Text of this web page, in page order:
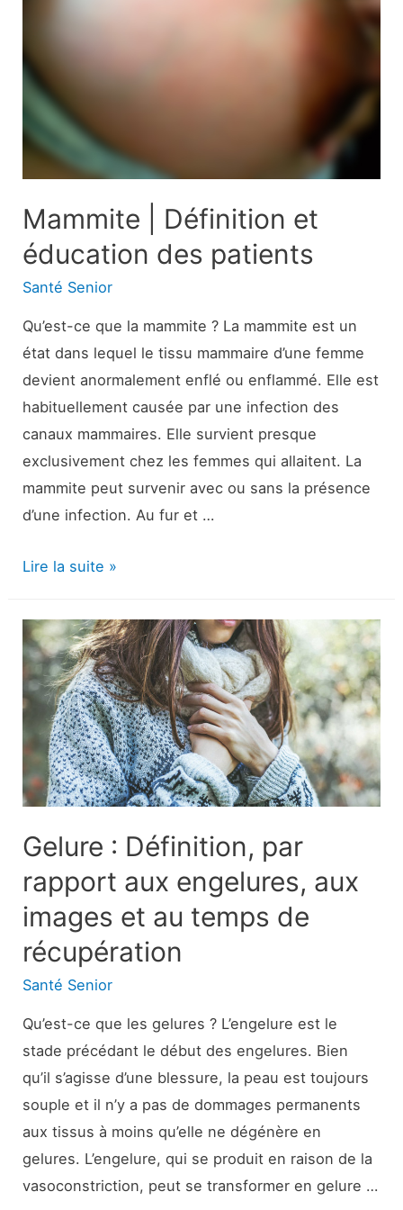
Mammite | Définition et
éducation des patients
Santé Senior
Qu’est-ce que la mammite ? La mammite est un
état dans lequel le tissu mammaire d’une femme
devient anormalement enflé ou enflammé. Elle est
habituellement causée par une infection des
canaux mammaires. Elle survient presque
exclusivement chez les femmes qui allaitent. La
mammite peut survenir avec ou sans la présence
d’une infection. Au fur et …
Mammite
Définition
et
éducation
des
patients
Lire la suite »
Gelure : Définition, par
rapport aux engelures, aux
images et au temps de
récupération
Santé Senior
Qu’est-ce que les gelures ? L’engelure est le
stade précédant le début des engelures. Bien
qu’il s’agisse d’une blessure, la peau est toujours
souple et il n’y a pas de dommages permanents
aux tissus à moins qu’elle ne dégénère en
gelures. L’engelure, qui se produit en raison de la
vasoconstriction, peut se transformer en gelure …